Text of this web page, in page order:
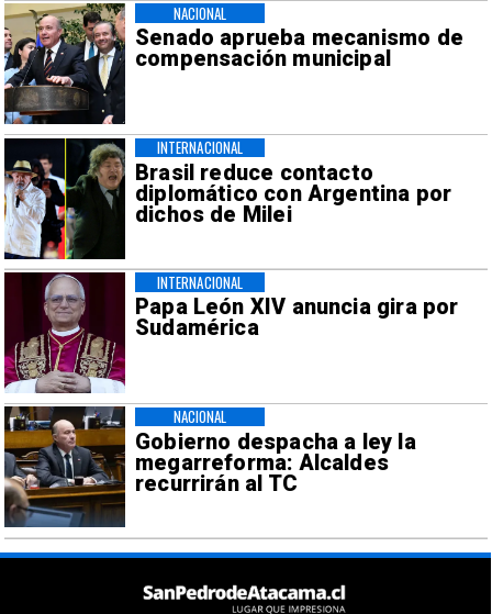
Senado aprueba mecanismo de
compensación municipal
NACIONAL
Brasil reduce contacto
diplomático con Argentina por
dichos de Milei
INTERNACIONAL
Papa León XIV anuncia gira por
Sudamérica
INTERNACIONAL
Gobierno despacha a ley la
megarreforma: Alcaldes
recurrirán al TC
NACIONAL